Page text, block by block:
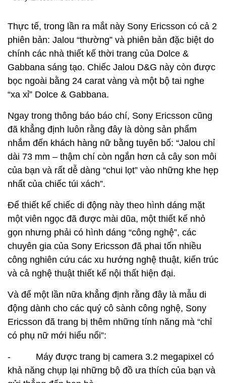
Thực tế, trong lần ra mắt này Sony Ericsson có cả 2
phiên bản: Jalou “thường” và phiên bản đặc biệt do
chính các nhà thiết kế thời trang của Dolce &
Gabbana sáng tạo. Chiếc Jalou D&G này còn được
bọc ngoài bằng 24 carat vàng và một bộ tai nghe
“xa xỉ” Dolce & Gabbana.
Ngay trong thông báo báo chí, Sony Ericsson cũng
đã khẳng định luôn rằng đây là dòng sản phẩm
nhắm đến khách hàng nữ bằng tuyên bố: “Jalou chỉ
dài 73 mm – thậm chí còn ngắn hơn cả cây son môi
của bạn và rất dễ dàng “chui lọt” vào những khe hẹp
nhất của chiếc túi xách”.
Để thiết kế chiếc di động này theo hình dáng mặt
một viên ngọc đã được mài dũa, một thiết kế nhỏ
gọn nhưng phải có hình dáng “công nghệ”, các
chuyên gia của Sony Ericsson đã phai tốn nhiều
công nghiên cứu các xu hướng nghệ thuật, kiến trúc
và cả nghệ thuật thiết kế nội thất hiện đại.
Và để một lần nữa khẳng định rằng đây là mẫu di
động dành cho các quý cô sành công nghệ, Sony
Ericsson đã trang bị thêm những tính năng mà “chỉ
có phụ nữ mới hiểu nổi”:
- Máy được trang bị camera 3.2 megapixel có
khả năng chụp lại những bộ đồ ưa thích của bạn và